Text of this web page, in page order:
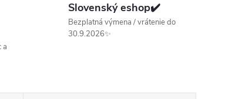
a
Slovenský eshop✔️
Bezplatná výmena / vrátenie do
30.9.2026✨